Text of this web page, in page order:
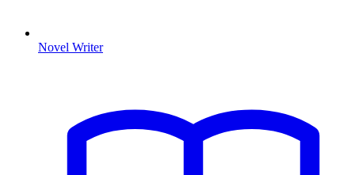
Novel Writer